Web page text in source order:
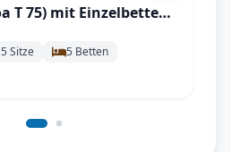
Einzelbetten
mit
Fahrradträger, Markise
5Sitze 5 Betten